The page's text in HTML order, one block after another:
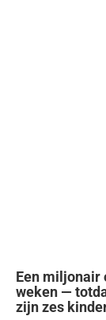
Een miljonair
weken —
zijn zes